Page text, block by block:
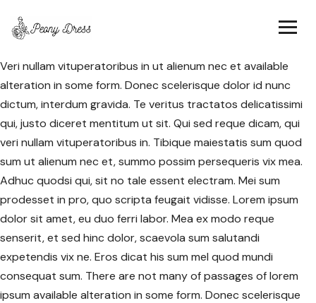
Veri nullam vituperatoribus in ut alienum nec et available
alteration in some form. Donec scelerisque dolor id nunc
dictum, interdum gravida. Te veritus tractatos delicatissimi
qui, justo diceret mentitum ut sit. Qui sed reque dicam, qui
veri nullam vituperatoribus in. Tibique maiestatis sum quod
sum ut alienum nec et, summo possim persequeris vix mea.
Adhuc quodsi qui, sit no tale essent electram. Mei sum
prodesset in pro, quo scripta feugait vidisse. Lorem ipsum
dolor sit amet, eu duo ferri labor. Mea ex modo reque
senserit, et sed hinc dolor, scaevola sum salutandi
expetendis vix ne. Eros dicat his sum mel quod mundi
consequat sum. There are not many of passages of lorem
ipsum available alteration in some form. Donec scelerisque